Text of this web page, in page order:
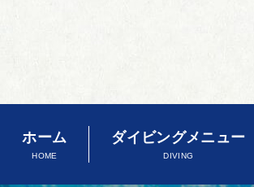
ホーム
HOME
ダイビングメニュー
DIVING